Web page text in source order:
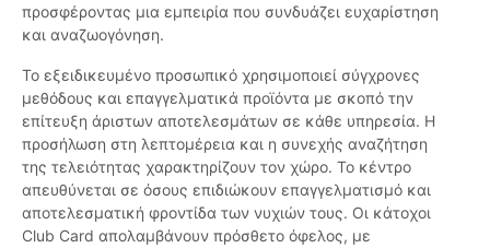
προσφέροντας μια εμπειρία που συνδυάζει ευχαρίστηση
και αναζωογόνηση.
Το εξειδικευμένο προσωπικό χρησιμοποιεί σύγχρονες
μεθόδους και επαγγελματικά προϊόντα με σκοπό την
επίτευξη άριστων αποτελεσμάτων σε κάθε υπηρεσία. Η
προσήλωση στη λεπτομέρεια και η συνεχής αναζήτηση
της τελειότητας χαρακτηρίζουν τον χώρο. Το κέντρο
απευθύνεται σε όσους επιδιώκουν επαγγελματισμό και
αποτελεσματική φροντίδα των νυχιών τους. Οι κάτοχοι
Club Card απολαμβάνουν πρόσθετο όφελος, με